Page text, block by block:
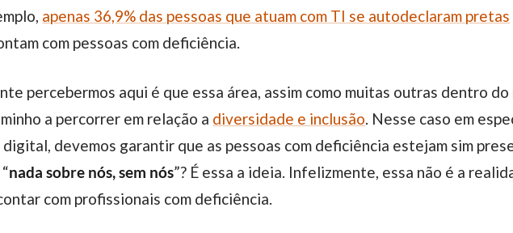
apenas 36,9% das pessoas que atuam com TI se autodeclaram pretas
com pessoas com deficiência.
a percorrer em relação a diversidade e inclusão . Nesse caso em
devemos garantir que as pessoas com deficiência estejam sim
nada sobre nós, sem nós”? É essa a ideia. Infelizmente, essa não é a
com profissionais com deficiência.